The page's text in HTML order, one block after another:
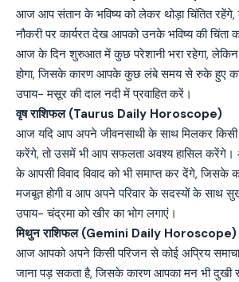
आज आप संतान के भविष्य को लेकर थोड़ा चिंतित
नौकरी पर कार्यरत देख आपको उनके भविष्य की चिंता
आज के दिन शुरुआत में कुछ परेशानी भरा रहेगा, लेकिन
होगा, जिसके कारण आपके कुछ लंबे समय से रुके हुए
उपाय- मसूर की दाल नदी में प्रवाहित करें।
वृष राशिफल (Taurus Daily Horoscope)
आज यदि आप अपने जीवनसाथी के साथ मिलकर
करेंगे, तो उसमें भी आप सफलता अवश्य हासिल करेंगे।
के आपसी विवाद विवाद को भी समाप्त कर देंगे, जिसके
मजबूत होगी व आप अपने परिवार के सदस्यों के साथ
उपाय- चंद्रमा को खीर का भोग लगाएं।
मिथुन राशिफल (Gemini Daily Horoscope)
आज आपको अपने किसी परिजन से कोई अप्रिय
जाना पड़ सकता है, जिसके कारण आपका मन भी दुखी